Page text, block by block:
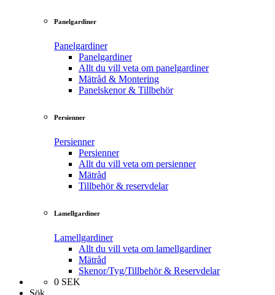
Panelgardiner
Panelgardiner
Panelgardiner
Allt du vill veta om panelgardiner
Mätråd & Montering
Panelskenor & Tillbehör
Persienner
Persienner
Persienner
Allt du vill veta om persienner
Mätråd
Tillbehör & reservdelar
Lamellgardiner
Lamellgardiner
Allt du vill veta om lamellgardiner
Mätråd
Skenor/Tyg/Tillbehör & Reservdelar
0 SEK